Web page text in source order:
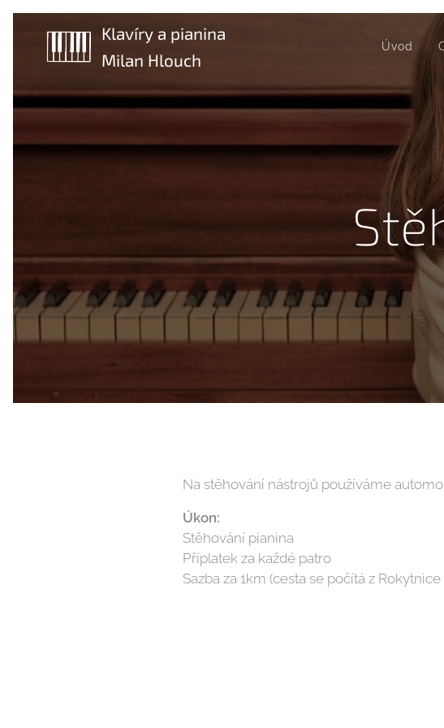
Klavíry a pianina
Milan Hlouch
Úvod
Na stěhování nástrojů používáme
Úkon:
Stěhování
Příplatek za
Sazba za 1km (cesta se počítá z